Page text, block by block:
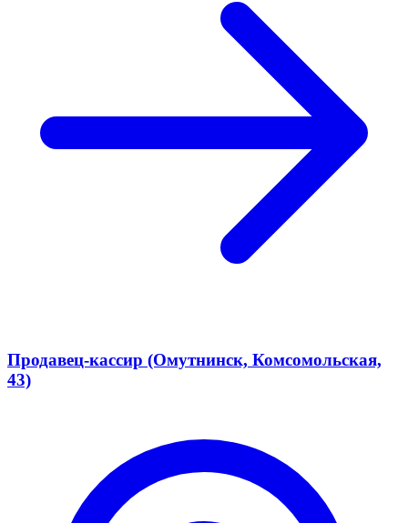
Продавец-кассир (Омутнинск, Комсомольская,
43)